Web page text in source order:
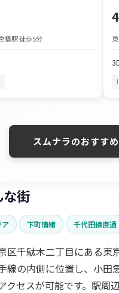
橋駅 徒歩5分
スムナラのおすす
街
ア 下町情緒 千代田線直通
区千駄木二丁目にある東
線の内側に位置し、小
クセスが可能です。駅周